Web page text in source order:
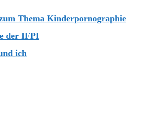
Thema Kinderpornographie
der IFPI
ich